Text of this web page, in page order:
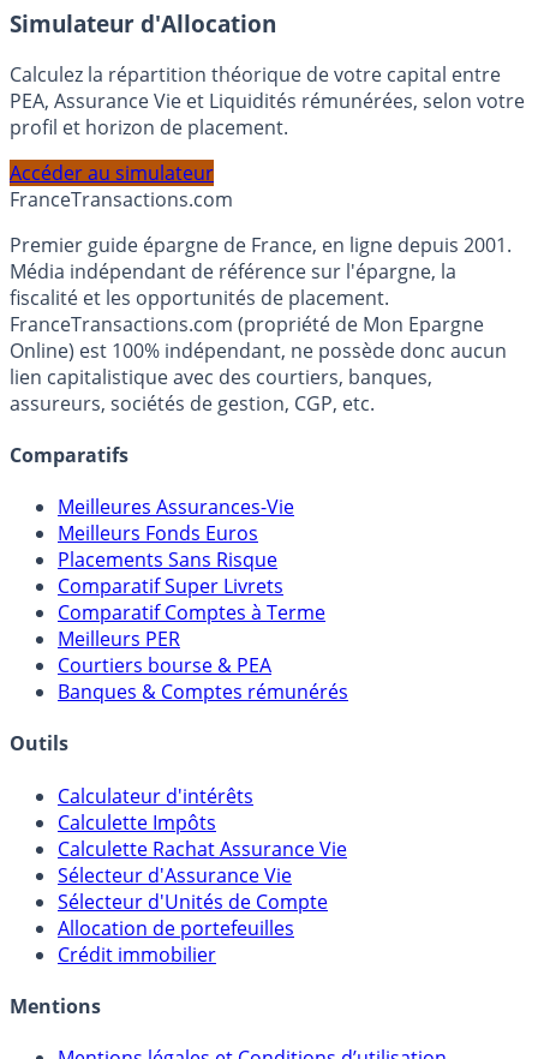
En savoir plus
Simulateur d'Allocation
Calculez la répartition théorique de votre capital entre
PEA, Assurance Vie et Liquidités rémunérées, selon votre
profil et horizon de placement.
FranceTransactions.com
Premier guide épargne de France, en ligne depuis 2001.
Média indépendant de référence sur l'épargne, la
fiscalité et les opportunités de placement.
FranceTransactions.com (propriété de Mon Epargne
Online) est 100% indépendant, ne possède donc aucun
lien capitalistique avec des courtiers, banques,
assureurs, sociétés de gestion, CGP, etc.
Comparatifs
Meilleures Assurances-Vie
Meilleurs Fonds Euros
Placements Sans Risque
Comparatif Super Livrets
Comparatif Comptes à Terme
Meilleurs PER
Banques & Comptes rémunérés
Outils
Calculateur d'intérêts
Calculette Impôts
Calculette Rachat Assurance Vie
Sélecteur d'Assurance Vie
Sélecteur d'Unités de Compte
Crédit immobilier